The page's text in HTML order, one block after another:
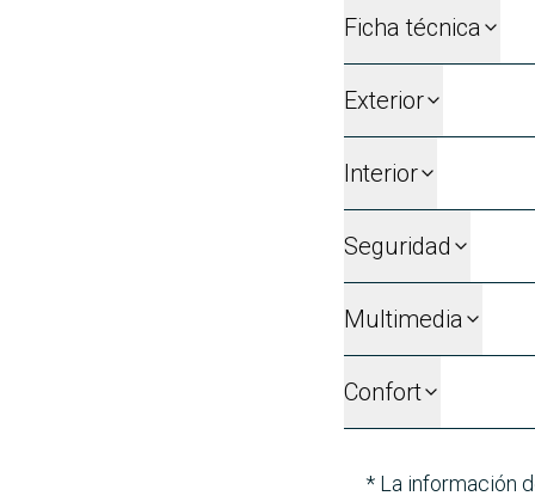
Ficha técnica
Exterior
Interior
Seguridad
Multimedia
Confort
* La información